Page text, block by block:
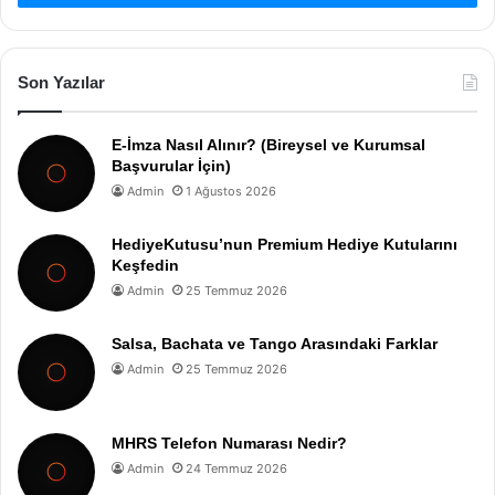
Son Yazılar
E-İmza Nasıl Alınır? (Bireysel ve Kurumsal
Başvurular İçin)
Admin 1 Ağustos 2026
HediyeKutusu’nun Premium Hediye Kutularını
Keşfedin
Admin 25 Temmuz 2026
Salsa, Bachata ve Tango Arasındaki Farklar
Admin 25 Temmuz 2026
MHRS Telefon Numarası Nedir?
Admin 24 Temmuz 2026